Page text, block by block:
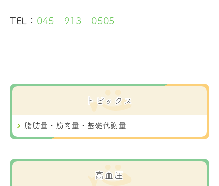
TEL： 045−913−0505
トピックス
脂肪量・筋肉量・基礎代謝量
高血圧